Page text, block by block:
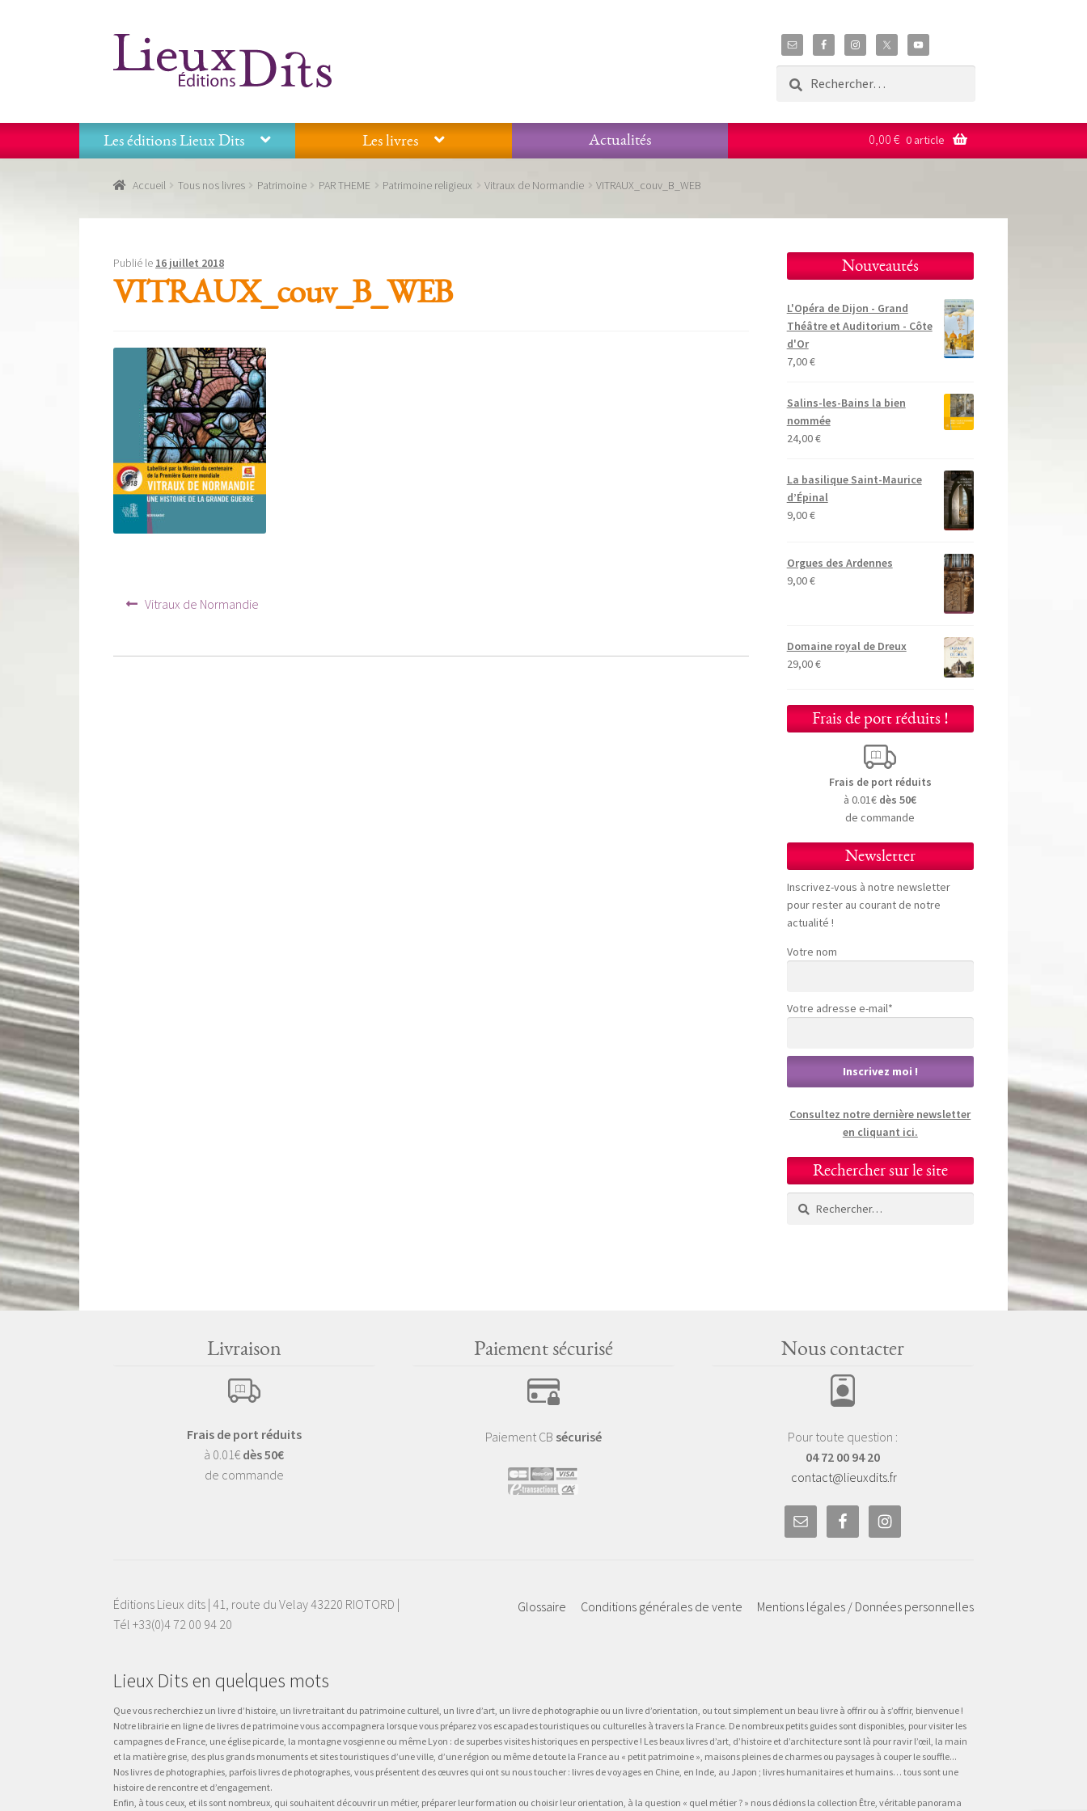
Aller
à
Aller
au
Les éditions Lieux Dits Les livres
Actualités
0,00 € 0 article
Accueil Tous nos livres Patrimoine PAR THEME Patrimoine religieux Vitraux de Normandie VITRAUX_couv_B_WEB
Publié le 16 juillet 2018
VITRAUX_couv_B_WEB
Navigation
l’article
Article
Vitraux de Normandie
Nouveautés
L'Opéra de Dijon - Grand
Théâtre et Auditorium - Côte
d'Or
7,00€
Salins-les-Bains la bien
nommée
24,00€
La basilique Saint-Maurice
d’Épinal
9,00€
Orgues des Ardennes
9,00€
Domaine royal de Dreux
29,00€
Frais de port réduits !
Frais de port réduits
à 0.01€ dès 50€
de commande
Newsletter
Inscrivez-vous à notre newsletter
pour rester au courant de notre
actualité !
Votre nom
Votre adresse e-mail*
Consultez notre dernière newsletter
en cliquant ici.
Rechercher sur le site
Rechercher :
Livraison
Frais de port réduits
à 0.01€ dès 50€
de commande
Paiement sécurisé
Paiement CB sécurisé
Nous contacter
Pour toute question :
04 72 00 94 20
contact@lieuxdits.fr
Glossaire Conditions générales de vente Mentions légales / Données personnelles
Éditions Lieux dits | 41, route du Velay 43220 RIOTORD |
Tél +33(0)4 72 00 94 20
Lieux Dits en quelques mots
Que vous recherchiez un livre d’histoire, un livre traitant du patrimoine culturel, un livre d’art, un livre de photographie ou un livre d’orientation, ou tout simplement un beau livre à offrir ou à s’offrir, bienvenue !
Notre librairie en ligne de livres de patrimoine vous accompagnera lorsque vous préparez vos escapades touristiques ou culturelles à travers la France. De nombreux petits guides sont disponibles, pour visiter les
campagnes de France, une église picarde, la montagne vosgienne ou même Lyon : de superbes visites historiques en perspective ! Les beaux livres d’art, d’histoire et d’architecture sont là pour ravir l’œil, la main
et la matière grise, des plus grands monuments et sites touristiques d’une ville, d’une région ou même de toute la France au « petit patrimoine », maisons pleines de charmes ou paysages à couper le souffle...
Nos livres de photographies, parfois livres de photographes, vous présentent des œuvres qui ont su nous toucher : livres de voyages en Chine, en Inde, au Japon ; livres humanitaires et humains… tous sont une
histoire de rencontre et d’engagement.
Enfin, à tous ceux, et ils sont nombreux, qui souhaitent découvrir un métier, préparer leur formation ou choisir leur orientation, à la question « quel métier ? » nous dédions la collection Être, véritable panorama